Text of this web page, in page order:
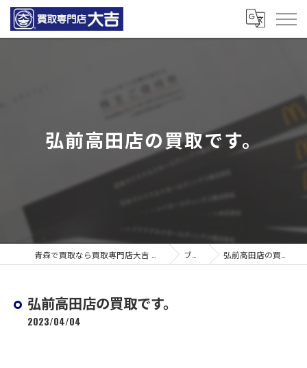
弘前高田店の買取です。
ブログ 弘前高田店の買取です。
弘前高田店の買取です。
2023/04/04